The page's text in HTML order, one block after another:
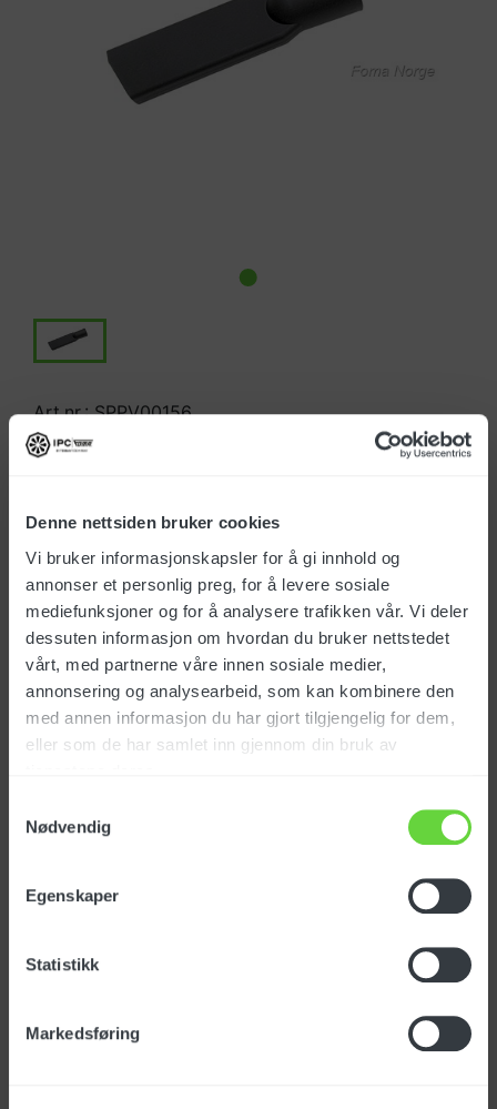
Denne nettsiden bruker cookies
Vi bruker informasjonskapsler for å gi innhold og
annonser et personlig preg, for å levere sosiale
mediefunksjoner og for å analysere trafikken vår. Vi deler
dessuten informasjon om hvordan du bruker nettstedet
vårt, med partnerne våre innen sosiale medier,
annonsering og analysearbeid, som kan kombinere den
med annen informasjon du har gjort tilgjengelig for dem,
eller som de har samlet inn gjennom din bruk av
Nødvendig
Egenskaper
Statistikk
Markedsføring
Art.nr.: SPPV00156
Alle priser eks. mva
På lager(25+)
Leveringstid 1-4 dager
Fugemunnstykke i plast for støvsuging på trange
steder, f.eks. mellom bilseter.
Spesifikasjoner